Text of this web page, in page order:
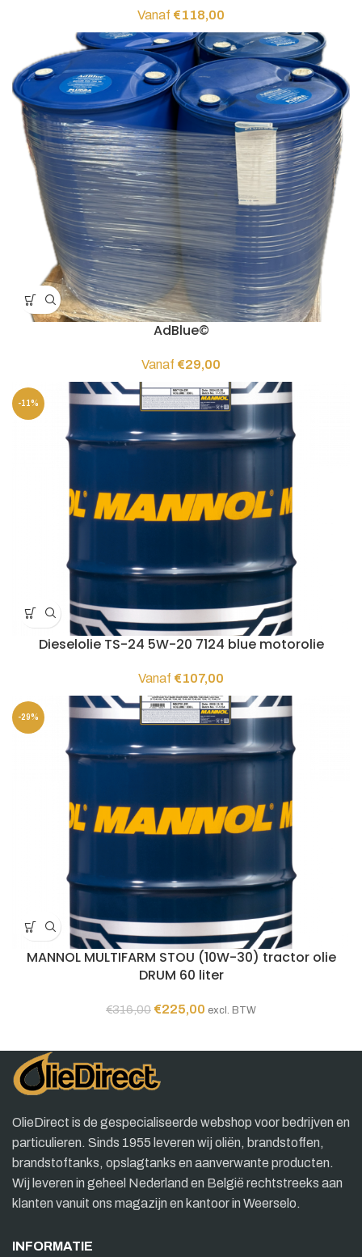
Vanaf €118,00
AdBlue©
Vanaf €29,00
-11%
Dieselolie TS-24 5W-20 7124 blue motorolie
Vanaf €107,00
-29%
MANNOL MULTIFARM STOU (10W-30) tractor olie
DRUM 60 liter
€316,00 Oorspronkelijke
€225,00 Huidige
excl. BTW
OlieDirect is de gespecialiseerde webshop voor bedrijven en
particulieren. Sinds 1955 leveren wij oliën, brandstoffen,
brandstoftanks, opslagtanks en aanverwante producten.
Wij leveren in geheel Nederland en België rechtstreeks aan
klanten vanuit ons magazijn en kantoor in Weerselo.
INFORMATIE